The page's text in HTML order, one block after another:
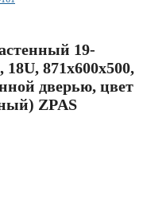
19-
871x600х500,
дверью, цвет
ZPAS